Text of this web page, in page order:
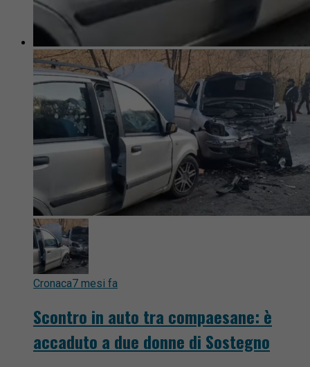
Cronaca7 mesi fa
Scontro in auto tra compaesane: è
accaduto a due donne di Sostegno